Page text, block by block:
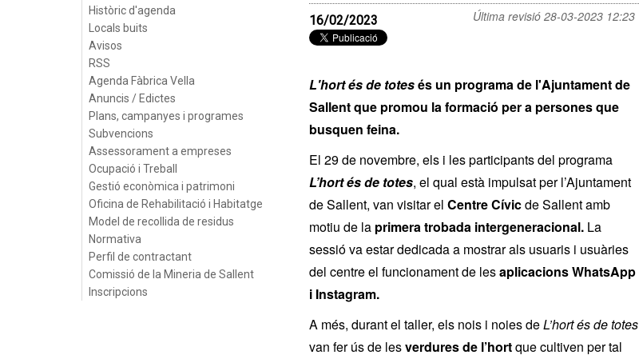
Històric d'agenda
Locals buits
Avisos
RSS
Agenda Fàbrica Vella
Anuncis / Edictes
Plans, campanyes i programes
Subvencions
Assessorament a empreses
Ocupació i Treball
Gestió econòmica i patrimoni
Oficina de Rehabilitació i Habitatge
Model de recollida de residus
Normativa
Perfil de contractant
Comissió de la Mineria de Sallent
Inscripcions
Última revisió 28-03-2023 12:23
16/02/2023
L'hort és de totesés un programa de l'Ajuntament de
Sallent que promou la formació per a persones que
busquen feina.
El 29 de novembre, els i les participants del programa
L’hort és de totes, el qual està impulsat per l’Ajuntament
de Sallent, van visitar el Centre Cívicde Sallent amb
motiu de la primera trobada intergeneracional. La
sessió va estar dedicada a mostrar als usuaris i usuàries
del centre el funcionament de lesaplicacions WhatsApp
i Instagram.
A més, durant el taller, els nois i noies deL’hort és de totes
van fer ús de lesverdures de l’hortque cultiven per tal